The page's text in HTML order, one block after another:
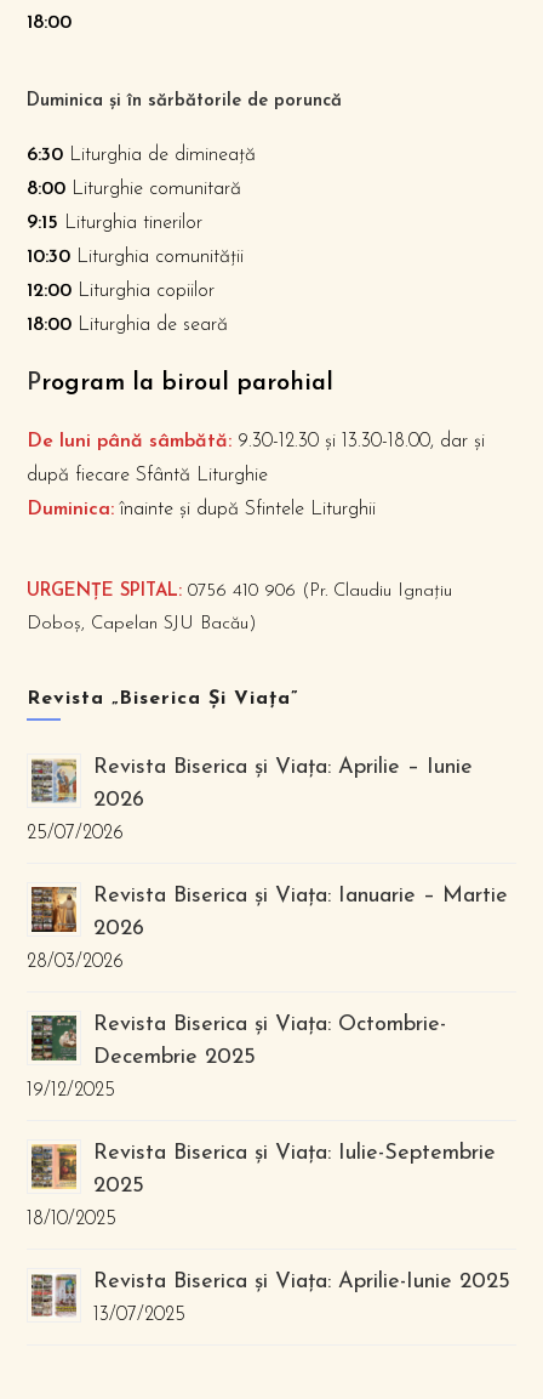
18:00
Duminica și în sărbătorile de poruncă
6:30 Liturghia de dimineață
8:00 Liturghie comunitară
9:15 Liturghia tinerilor
10:30 Liturghia comunității
12:00 Liturghia copiilor
18:00 Liturghia de seară
Program la biroul parohial
De luni până sâmbătă: 9.30-12.30 și 13.30-18.00, dar și
după fiecare Sfântă Liturghie
Duminica: înainte și după Sfintele Liturghii
URGENȚE SPITAL: 0756 410 906 (Pr. Claudiu Ignațiu
Doboș, Capelan SJU Bacău)
Revista „Biserica Și Viața”
Revista Biserica și Viața: Aprilie – Iunie
2026
25/07/2026
Revista Biserica și Viața: Ianuarie – Martie
2026
28/03/2026
Revista Biserica și Viața: Octombrie-
Decembrie 2025
19/12/2025
Revista Biserica și Viața: Iulie-Septembrie
2025
18/10/2025
Revista Biserica și Viața: Aprilie-Iunie 2025
13/07/2025